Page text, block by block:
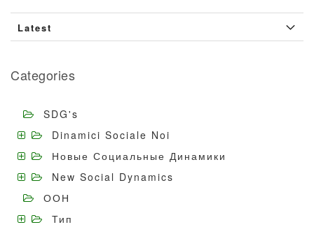
Latest
Categories
SDG's
Dinamici Sociale Noi
Новые Социальные Динамики
New Social Dynamics
ООН
Тип